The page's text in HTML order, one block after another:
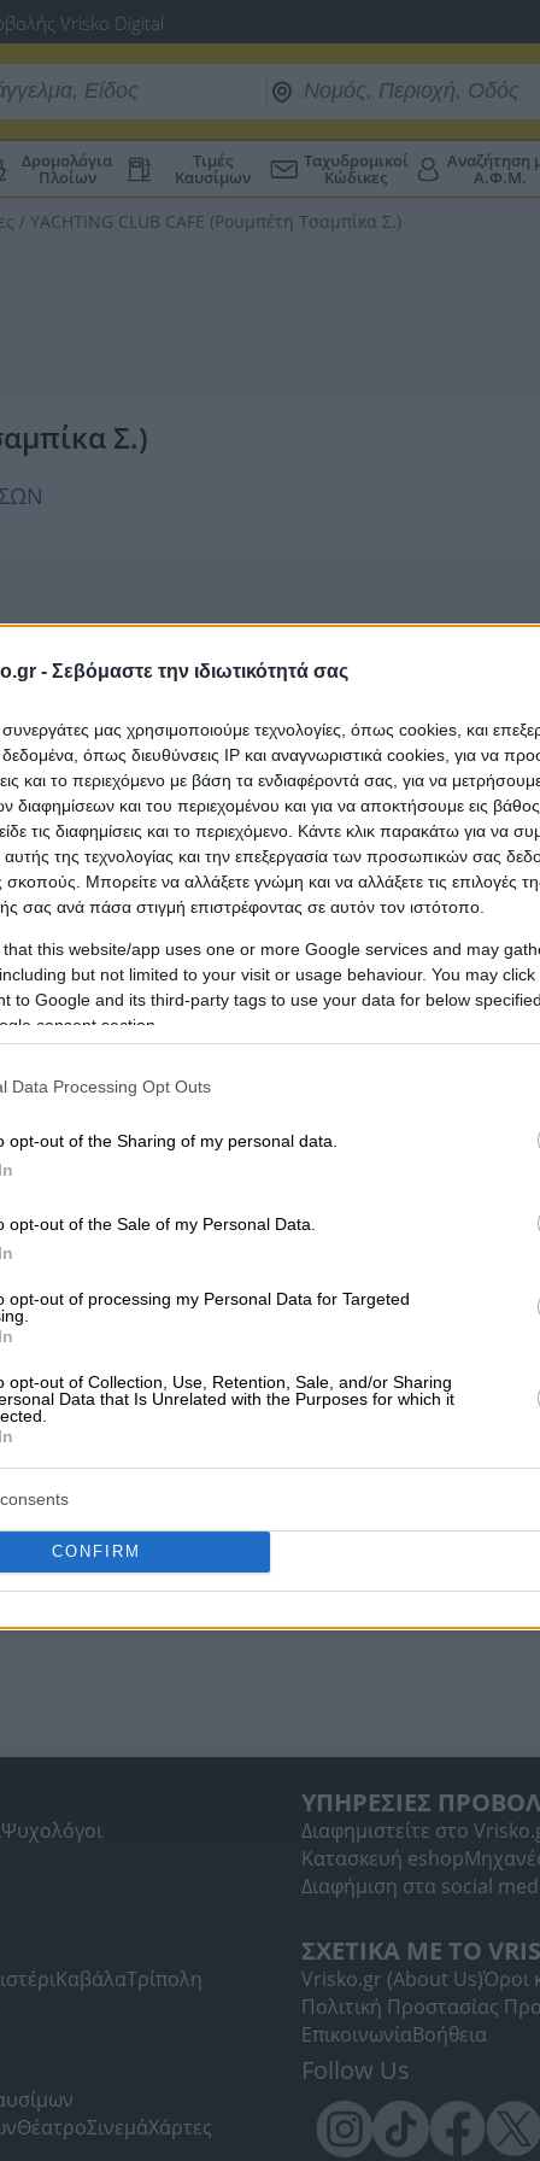
- Σεβόμαστε την ιδιωτικότητά σας
συνεργάτες μας χρησιμοποιούμε τεχνολογίες, όπως cookies, και
όπως διευθύνσεις IP και αναγνωριστικά cookies, για να
και το περιεχόμενο με βάση τα ενδιαφέροντά σας, για να
διαφημίσεων και του περιεχομένου και για να αποκτήσουμε εις
τις διαφημίσεις και το περιεχόμενο. Κάντε κλικ παρακάτω για να
της τεχνολογίας και την επεξεργασία των προσωπικών σας
Μπορείτε να αλλάξετε γνώμη και να αλλάξετε τις επιλογές
σας ανά πάσα στιγμή επιστρέφοντας σε αυτόν τον ιστότοπο.
that this website/app uses one or more Google services and may
but not limited to your visit or usage behaviour. You may
to Google and its third-party tags to use your data for below
consent section.
Data Processing Opt Outs
opt-out of the Sharing of my personal data.
opt-out of the Sale of my Personal Data.
opt-out of processing my Personal Data for Targeted
opt-out of Collection, Use, Retention, Sale, and/or Sharing
Data that Is Unrelated with the Purposes for which it
CONFIRM
Vrisko Digital
Δρομολόγια
Πλοίων
Τιμές
Καυσίμων
Ταχυδρομικοί
Κώδικες
Αναζήτηση
Α.Φ.Μ.
/ YACHTING CLUB CAFE (Ρουμπέτη Τσαμπίκα Σ.)
Σ.)
WiFi
CLUB CAFE (Ρουμπέτη Τσαμπίκα Σ.)που ανήκει
Ρόδος;
ακόμα αξιολογήσεις
Γίνετε ο πρώτος που θα μοιραστεί την
επιλογή!
Ψυχολόγοι
ΥΠΗΡΕΣΙΕΣ
Διαφημιστείτε στο
Κατασκευή eshop
Διαφήμιση στα social
ΚαβάλαΤρίπολη
ΣΧΕΤΙΚΑ ΜΕ ΤΟ
Vrisko.gr (About Us)Όροι
Πολιτική Προστασίας
ΕπικοινωνίαΒοήθεια
ΘέατροΣινεμάΧάρτες
Follow Us